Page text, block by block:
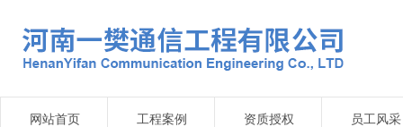
网站首页 工程案例 资质授权 员工风采